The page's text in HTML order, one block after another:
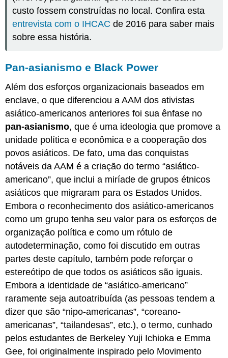
custo fossem construídas no local. Confira esta
entrevista com o IHCAC de 2016 para saber mais
sobre essa história.
Pan-asianismo e Black Power
Além dos esforços organizacionais baseados em
enclave, o que diferenciou a AAM dos ativistas
asiático-americanos anteriores foi sua ênfase no
pan-asianismo, que é uma ideologia que promove a
unidade política e econômica e a cooperação dos
povos asiáticos. De fato, uma das conquistas
notáveis da AAM é a criação do termo “asiático-
americano”, que inclui a miríade de grupos étnicos
asiáticos que migraram para os Estados Unidos.
Embora o reconhecimento dos asiático-americanos
como um grupo tenha seu valor para os esforços de
organização política e como um rótulo de
autodeterminação, como foi discutido em outras
partes deste capítulo, também pode reforçar o
estereótipo de que todos os asiáticos são iguais.
Embora a identidade de “asiático-americano”
raramente seja autoatribuída (as pessoas tendem a
dizer que são “nipo-americanas”, “coreano-
americanas”, “tailandesas”, etc.), o termo, cunhado
pelos estudantes de Berkeley Yuji Ichioka e Emma
Gee, foi originalmente inspirado pelo Movimento